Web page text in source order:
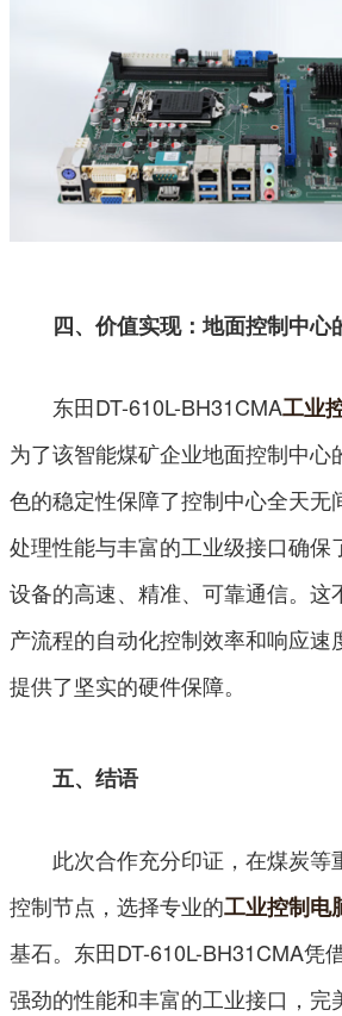
四、价值实现：地面控制中心
东田DT-610L-BH31CMA工业
为了该智能煤矿企业地面控制中心
色的稳定性保障了控制中心全天无
处理性能与丰富的工业级接口确保
设备的高速、精准、可靠通信。这
产流程的自动化控制效率和响应速
提供了坚实的硬件保障。
五、结语
此次合作充分印证，在煤炭等
控制节点，选择专业的工业控制电
基石。东田DT-610L-BH31CMA凭
强劲的性能和丰富的工业接口，完